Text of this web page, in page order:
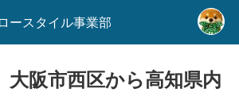
スタイル事業部
大阪市西区から高知県内